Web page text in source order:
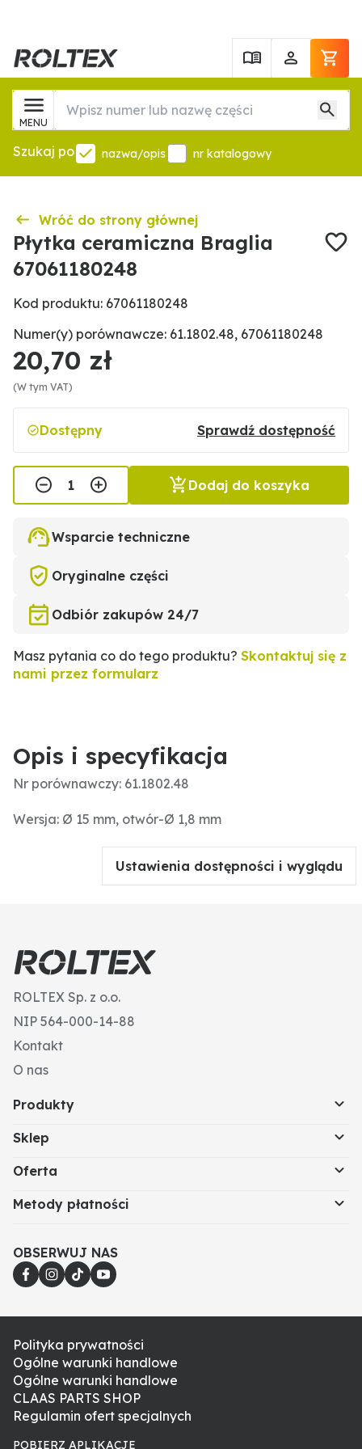
MENU
Szukaj po nazwa/opis nr katalogowy
Wróć do strony głównej
Płytka ceramiczna Braglia
67061180248
Kod produktu: 67061180248
Numer(y) porównawcze: 61.1802.48, 67061180248
20,70 zł
(W tym VAT)
Dostępny Sprawdź dostępność
Dodaj do koszyka
Wsparcie techniczne
Oryginalne części
Odbiór zakupów 24/7
Masz pytania co do tego produktu? Skontaktuj się z
nami przez formularz
Opis i specyfikacja
Nr porównawczy: 61.1802.48
Wersja: Ø 15 mm, otwór-Ø 1,8 mm
Ustawienia dostępności i wyglądu
ROLTEX Sp. z o.o.
NIP 564-000-14-88
Kontakt
O nas
Produkty
Sklep
Oferta
Metody płatności
OBSERWUJ NAS
Polityka prywatności
Ogólne warunki handlowe
Ogólne warunki handlowe
CLAAS PARTS SHOP
Regulamin ofert specjalnych
POBIERZ APLIKACJE